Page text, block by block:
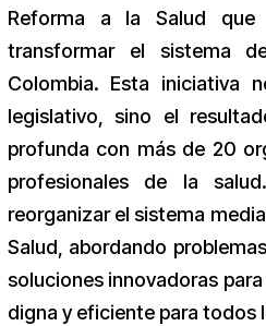
Reforma a la Salud
transformar el sistema
Colombia. Esta iniciativa
legislativo, sino el
profunda con más de 20
profesionales de la
reorganizar el sistema
Salud, abordando
soluciones innovadoras
digna y eficiente para todos